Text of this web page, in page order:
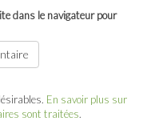
dans le navigateur pour
En savoir plus sur
sont traitées.